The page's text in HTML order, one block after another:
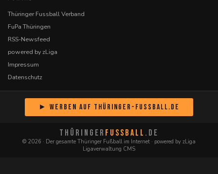
Thüringer Fussball Verband
FuPa Thüringen
RSS-Newsfeed
powered by zLiga
Impressum
Datenschutz
► Werben auf Thüringer-Fussball.de
THÜRINGER FUSSBALL .DE
© 2026 · Der gesamte Thüringer Fußball im Internet · powered by zLiga
Ligaverwaltung CMS